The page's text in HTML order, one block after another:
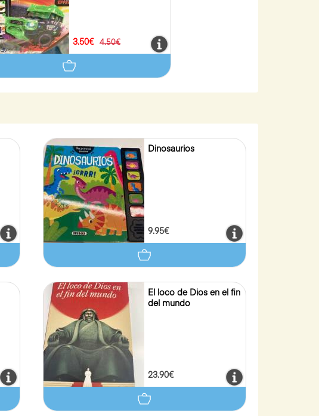
3.50€ 4.50€
Dinosaurios
9.95€
El loco de Dios en el fin
del mundo
23.90€